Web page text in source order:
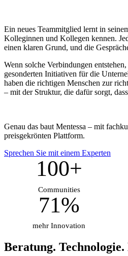
Ein neues Teammitglied lernt in
Kolleginnen und Kollegen kennen.
einen klaren Grund, und die
Wenn solche Verbindungen
gesonderten Initiativen für die
haben die richtigen Menschen zur
– mit der Struktur, die dafür sorgt,
Genau das baut Mentessa – mit
preisgekrönten Plattform.
Sprechen Sie mit einem Experten
100+
Communities
71%
mehr Innovation
Beratung. Technologie.